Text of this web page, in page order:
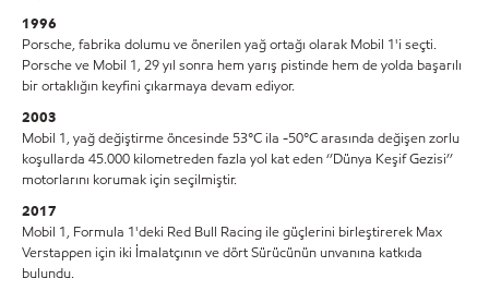
1996
Porsche, fabrika dolumu ve önerilen yağ ortağı olarak Mobil 1'i seçti.
Porsche ve Mobil 1, 29 yıl sonra hem yarış pistinde hem de yolda başarılı
bir ortaklığın keyfini çıkarmaya devam ediyor.
2003
Mobil 1, yağ değiştirme öncesinde 53°C ila -50°C arasında değişen zorlu
koşullarda 45.000 kilometreden fazla yol kat eden ‘’Dünya Keşif Gezisi’’
motorlarını korumak için seçilmiştir.
2017
Mobil 1, Formula 1'deki Red Bull Racing ile güçlerini birleştirerek Max
Verstappen için iki İmalatçının ve dört Sürücünün unvanına katkıda
bulundu.